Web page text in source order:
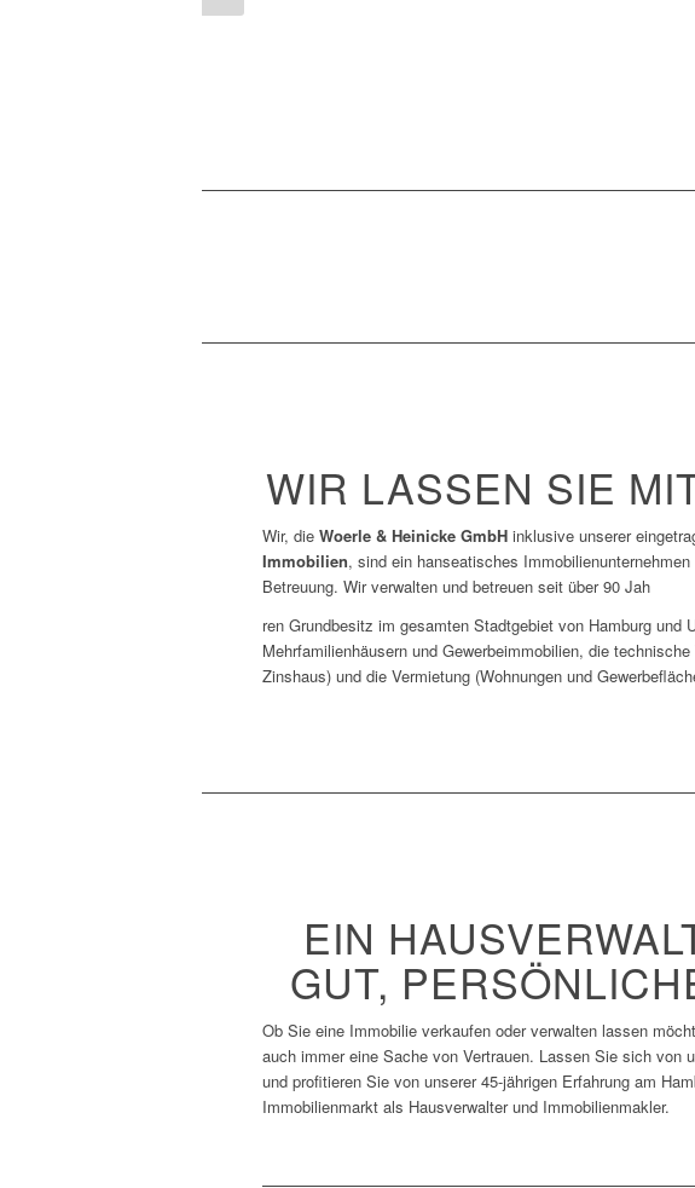
WIR LASSEN SIE
Wir, die Woerle & Heinicke GmbH inklusive unserer
Immobilien, sind ein hanseatisches
Betreuung. Wir verwalten und betreuen seit über 90 Jah
ren Grundbesitz im gesamten Stadtgebiet von Hamburg
Mehrfamilienhäusern und Gewerbeimmobilien, die
Zinshaus) und die Vermietung (Wohnungen und
EIN
GUT,
Ob Sie eine Immobilie verkaufen oder verwalten lassen
auch immer eine Sache von Vertrauen. Lassen Sie sich von
und profitieren Sie von unserer 45-jährigen Erfahrung am
Immobilienmarkt als Hausverwalter und Immobilienmakler.